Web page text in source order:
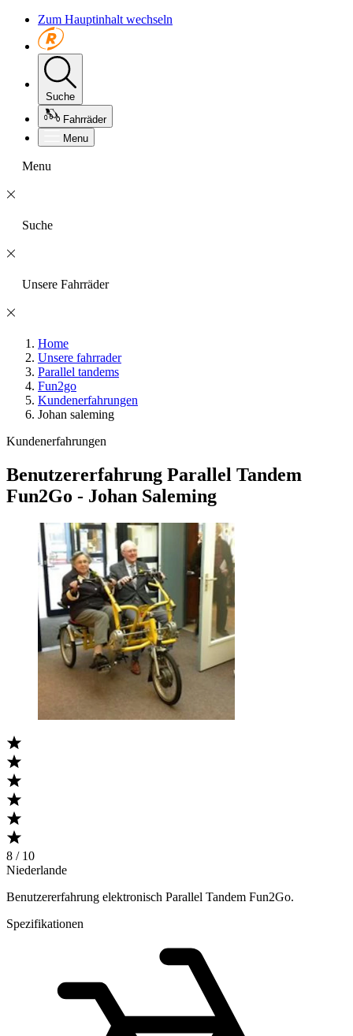
Zum Hauptinhalt wechseln
Suche
Fahrräder
Menu
Menu
Suche
Unsere Fahrräder
Home
Unsere fahrrader
Parallel tandems
Fun2go
Kundenerfahrungen
Johan saleming
Kundenerfahrungen
Benutzererfahrung Parallel Tandem
Fun2Go - Johan Saleming
8 / 10
Niederlande
Benutzererfahrung elektronisch Parallel Tandem Fun2Go.
Spezifikationen